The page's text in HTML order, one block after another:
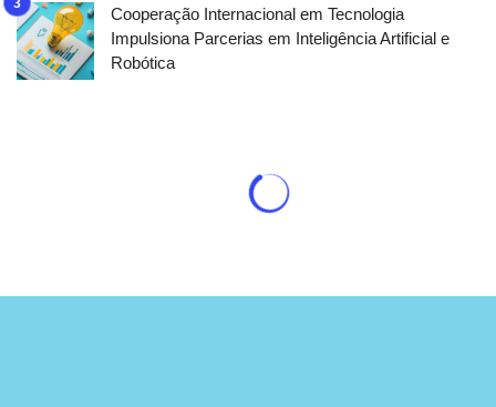
Cooperação Internacional em Tecnologia
Impulsiona Parcerias em Inteligência Artificial e
Robótica